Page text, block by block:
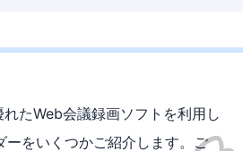
たWeb会議録画ソフトを利用し
をいくつかご紹介します。ご